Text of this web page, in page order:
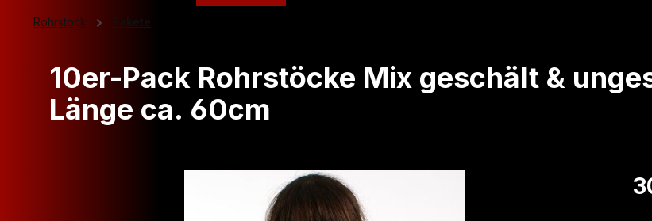
Rohrstock Pakete
10er-Pack Rohrstöcke Mix geschält &
Länge ca. 60cm